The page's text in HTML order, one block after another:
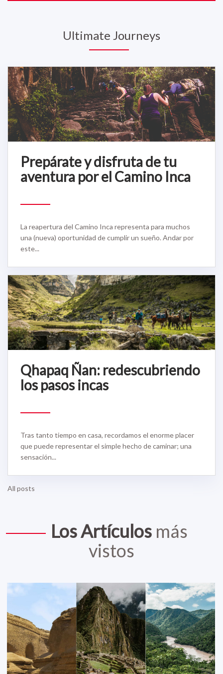
Ultimate Journeys
Prepárate y disfruta de tu
aventura por el Camino Inca
La reapertura del Camino Inca representa para muchos
una (nueva) oportunidad de cumplir un sueño. Andar por
este...
Qhapaq Ñan: redescubriendo
los pasos incas
Tras tanto tiempo en casa, recordamos el enorme placer
que puede representar el simple hecho de caminar; una
sensación...
All posts
Los Artículosmás
vistos